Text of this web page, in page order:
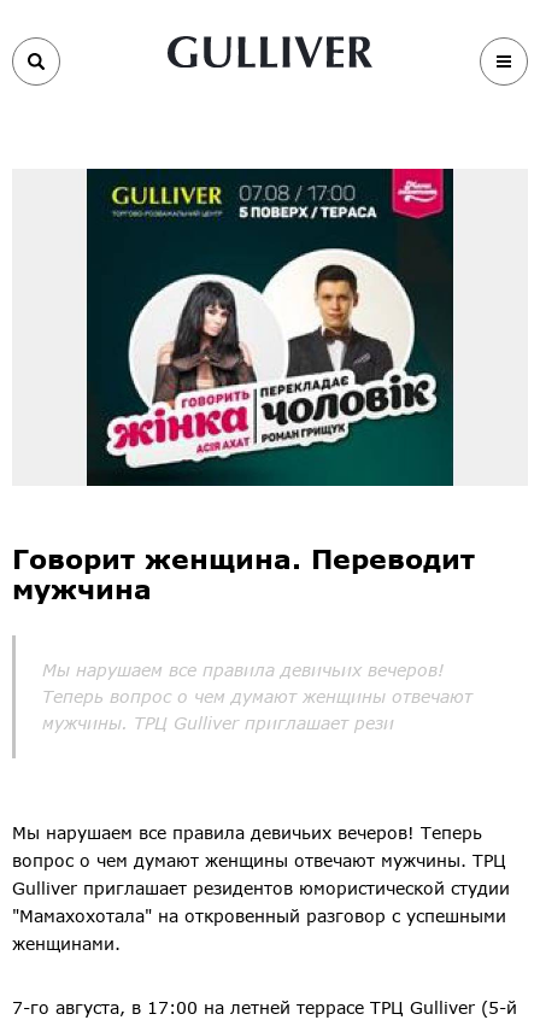
Говорит женщина. Переводит
мужчина
Мы нарушаем все правила девичьих вечеров!
Теперь вопрос о чем думают женщины отвечают
мужчины. ТРЦ Gulliver приглашает рези
Мы нарушаем все правила девичьих вечеров! Теперь
вопрос о чем думают женщины отвечают мужчины. ТРЦ
Gulliver приглашает резидентов юмористической студии
"Мамахохотала" на откровенный разговор с успешными
женщинами.
7-го августа, в 17:00 на летней террасе ТРЦ Gulliver (5-й